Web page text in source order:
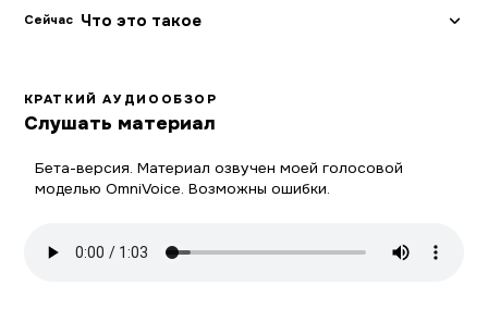
Сейчас Что это такое
КРАТКИЙ АУДИООБЗОР
Слушать материал
Бета-версия. Материал озвучен моей голосовой
моделью OmniVoice. Возможны ошибки.